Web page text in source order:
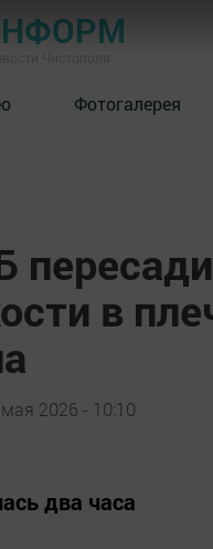
Фотогалерея
в
2026 - 10:10
два часа